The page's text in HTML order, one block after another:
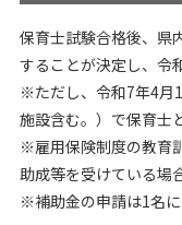
保育士試験合格後、県
することが決定し、令
※ただし、令和7年4月
施設含む。）で保育士
※雇用保険制度の教育
助成等を受けている場
※補助金の申請は1名に